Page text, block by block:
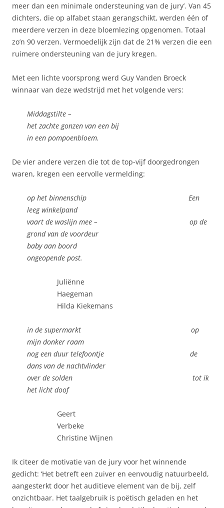
meer dan een minimale ondersteuning van de jury’. Van 45
dichters, die op alfabet staan gerangschikt, werden één of
meerdere verzen in deze bloemlezing opgenomen. Totaal
zo’n 90 verzen. Vermoedelijk zijn dat de 21% verzen die een
ruimere ondersteuning van de jury kregen.
Met een lichte voorsprong werd Guy Vanden Broeck
winnaar van deze wedstrijd met het volgende vers:
Middagstilte –
het zachte gonzen van een bij
in een pompoenbloem.
De vier andere verzen die tot de top-vijf doorgedrongen
waren, kregen een eervolle vermelding:
op het binnenschip Een
leeg winkelpand
vaart de waslijn mee – op de
grond van de voordeur
baby aan boord
ongeopende post.
Juliënne
Haegeman
Hilda Kiekemans
in de supermarkt op
mijn donker raam
nog een duur telefoontje de
dans van de nachtvlinder
over de solden tot ik
het licht doof
Geert
Verbeke
Christine Wijnen
Ik citeer de motivatie van de jury voor het winnende
gedicht: ‘Het betreft een zuiver en eenvoudig natuurbeeld,
aangesterkt door het auditieve element van de bij, zelf
onzichtbaar. Het taalgebruik is poëtisch geladen en het